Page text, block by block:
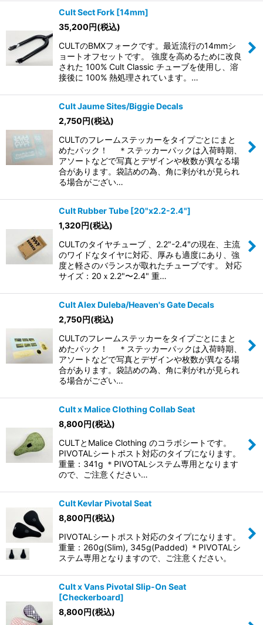
Cult Sect Fork [14mm]
35,200円(税込)
CULTのBMXフォークです。最近流行の14mmシ
ョートオフセットです。 強度を高めるために改良
された 100% Cult Classic チューブを使用し、溶
接後に 100% 熱処理されています。…
Cult Jaume Sites/Biggie Decals
2,750円(税込)
CULTのフレームステッカーをタイプごとにまと
めたパック！ ＊ステッカーパックは入荷時期、
アソートなどで写真とデザインや枚数が異なる場
合があります。袋詰めの為、角に剥がれが見られ
る場合がござい…
Cult Rubber Tube [20"x2.2-2.4"]
1,320円(税込)
CULTのタイヤチューブ 、2.2"-2.4"の現在、主流
のワイドなタイヤに対応、厚みも適度にあり、強
度と軽さのバランスが取れたチューブです。 対応
サイズ：20ｘ2.2"〜2.4" 重…
Cult Alex Duleba/Heaven's Gate Decals
2,750円(税込)
CULTのフレームステッカーをタイプごとにまと
めたパック！ ＊ステッカーパックは入荷時期、
アソートなどで写真とデザインや枚数が異なる場
合があります。袋詰めの為、角に剥がれが見られ
る場合がござい…
Cult x Malice Clothing Collab Seat
8,800円(税込)
CULTとMalice Clothing のコラボシートです。
PIVOTALシートポスト対応のタイプになります。
重量：341g ＊PIVOTALシステム専用となります
ので、ご注意ください…
Cult Kevlar Pivotal Seat
8,800円(税込)
PIVOTALシートポスト対応のタイプになります。
重量：260g(Slim), 345g(Padded) ＊PIVOTALシ
ステム専用となりますので、ご注意ください。
Cult x Vans Pivotal Slip-On Seat
[Checkerboard]
8,800円(税込)